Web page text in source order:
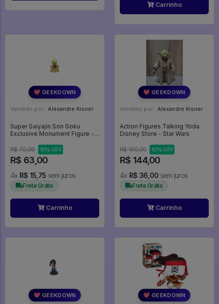
Carrinho
💖 GEEKDOWN
Vendido por: Alexandre Kisner - PR
Super Saiyajin Son Goku
Exclusive Monument Figure -
R$ 70,00
10% OFF
R$ 63,00
4x R$ 15,75 sem juros
Frete Grátis
Carrinho
💖 GEEKDOWN
Vendido por: Alexandre Kisner - PR
Action Figures Talking Yoda
Disney Store - Star Wars
R$ 160,00 10% OFF
R$ 144,00
4x R$ 36,00 sem juros
Frete Grátis
Carrinho
💖 GEEKDOWN 💖 GEEKDOWN